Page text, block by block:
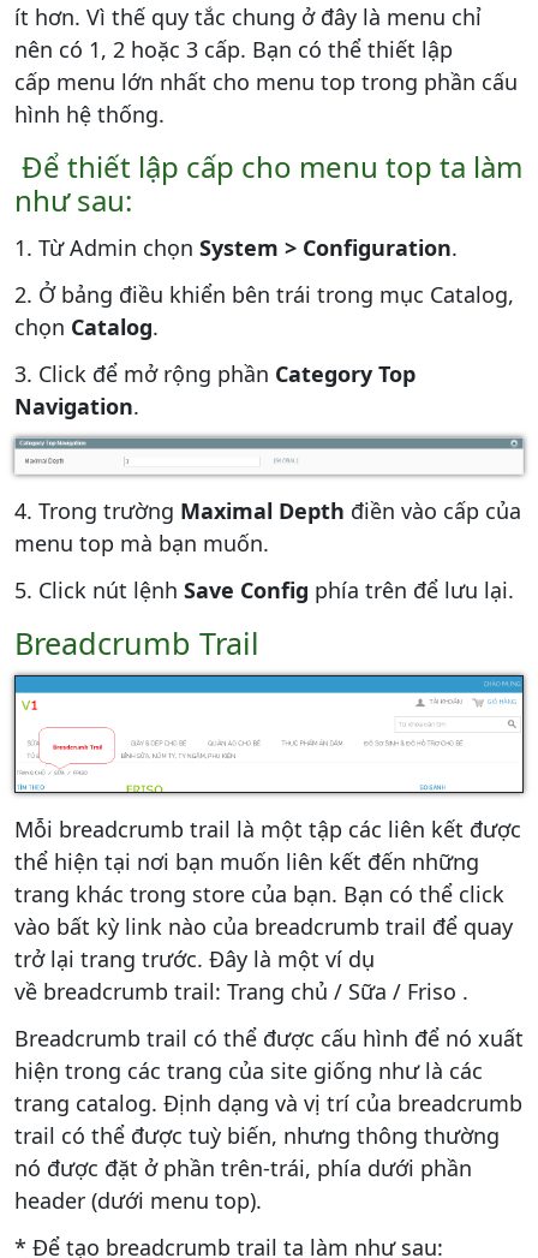
ít hơn. Vì thế quy tắc chung ở đây là menu chỉ
nên có 1, 2 hoặc 3 cấp. Bạn có thể thiết lập
cấp menu lớn nhất cho menu top trong phần cấu
hình hệ thống.
Để thiết lập cấp cho menu top ta làm
như sau:
1. Từ Admin chọn System > Configuration.
2. Ở bảng điều khiển bên trái trong mục Catalog,
chọn Catalog.
3. Click để mở rộng phần Category Top
Navigation.
4. Trong trường Maximal Depth điền vào cấp của
menu top mà bạn muốn.
5. Click nút lệnh Save Config phía trên để lưu lại.
Breadcrumb Trail
Mỗi breadcrumb trail là một tập các liên kết được
thể hiện tại nơi bạn muốn liên kết đến những
trang khác trong store của bạn. Bạn có thể click
vào bất kỳ link nào của breadcrumb trail để quay
trở lại trang trước. Đây là một ví dụ
về breadcrumb trail: Trang chủ / Sữa / Friso .
Breadcrumb trail có thể được cấu hình để nó xuất
hiện trong các trang của site giống như là các
trang catalog. Định dạng và vị trí của breadcrumb
trail có thể được tuỳ biến, nhưng thông thường
nó được đặt ở phần trên-trái, phía dưới phần
header (dưới menu top).
* Để tạo breadcrumb trail ta làm như sau: